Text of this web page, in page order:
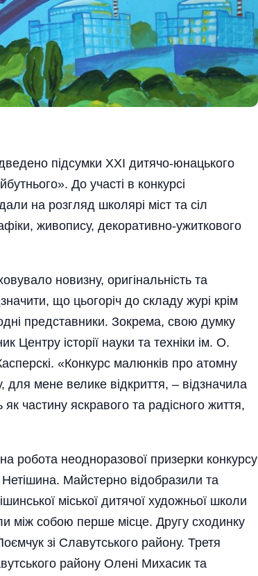
підсумки ХХІ дитячо-юнацького
До участі в конкурсі
на розгляд школярі міст та сіл
живопису, декоративно-ужиткового
новизну, оригінальність та
що цьогоріч до складу журі крім
представники. Зокрема, свою думку
Центру історії науки та техніки ім. О.
«Конкурс малюнків про атомну
для мене велике відкриття, – від­значила
частину яскравого та радісного життя,
робота неодноразової призерки конкурсу
Нетішина. Майстерно відобразили та
місь­кої дитячої художньої школи
між собою перше місце. Другу сходинку
зі Славутського району. Третя
району Олені Михасик та